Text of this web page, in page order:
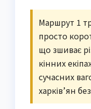
Маршрут 1
просто
що зшиває
кінних
сучасних
харків’ян